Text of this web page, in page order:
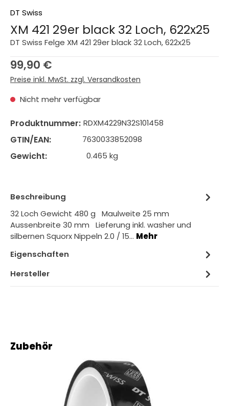
DT Swiss
XM 421 29er black 32 Loch, 622x25
DT Swiss Felge XM 421 29er black 32 Loch, 622x25
Regulärer Preis:
99,90 €
Preise inkl. MwSt. zzgl. Versandkosten
Nicht mehr verfügbar
Produktnummer: RDXM4229N32S101458
GTIN/EAN: 7630033852098
Gewicht: 0.465 kg
Beschreibung
32 Loch Gewicht 480 g Maulweite 25 mm
Aussenbreite 30 mm Lieferung inkl. washer und
silbernen Squorx Nippeln 2.0 / 15… Mehr
Eigenschaften
Hersteller
Produktgalerie überspringen
Zubehör